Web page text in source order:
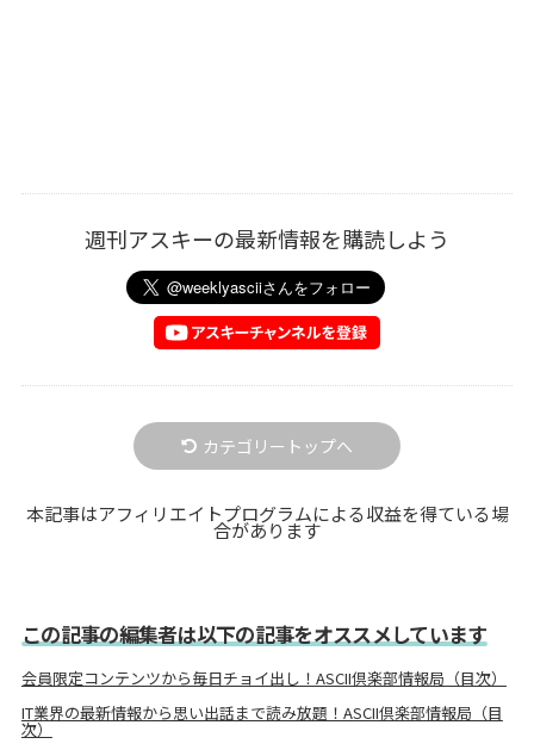
週刊アスキーの最新情報を購読しよう
カテゴリートップへ
本記事はアフィリエイトプログラムによる収益を得ている場
合があります
この記事の編集者は以下の記事をオススメしています
会員限定コンテンツから毎日チョイ出し！ASCII倶楽部情報局（目次）
IT業界の最新情報から思い出話まで読み放題！ASCII倶楽部情報局（目
次）